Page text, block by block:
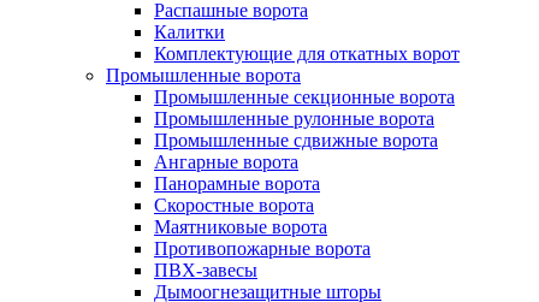
Распашные ворота
Калитки
Комплектующие для откатных ворот
Промышленные ворота
Промышленные секционные ворота
Промышленные рулонные ворота
Промышленные сдвижные ворота
Ангарные ворота
Панорамные ворота
Скоростные ворота
Маятниковые ворота
Противопожарные ворота
ПВХ-завесы
Дымоогнезащитные шторы